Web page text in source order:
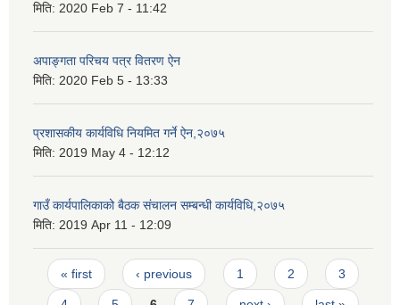
मिति: 2020 Feb 7 - 11:42
अपाङ्गता परिचय पत्र वितरण ऐन
मिति: 2020 Feb 5 - 13:33
प्रशासकीय कार्यविधि नियमित गर्ने ऐन,२०७५
मिति: 2019 May 4 - 12:12
गाउँ कार्यपालिकाको बैठक संचालन सम्बन्धी कार्यविधि,२०७५
मिति: 2019 Apr 11 - 12:09
Pages
« first ‹ previous 1 2 3